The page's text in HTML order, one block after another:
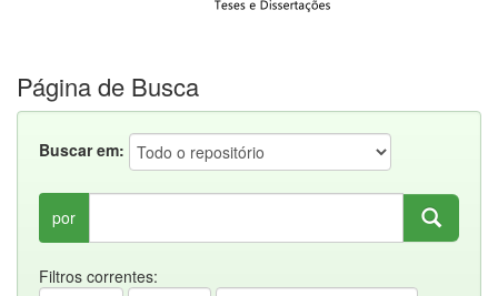
Página de Busca
Buscar em:
por
Filtros correntes: